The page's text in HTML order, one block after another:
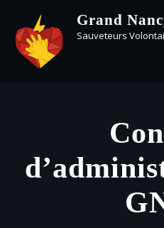
Grand
Sauveteurs